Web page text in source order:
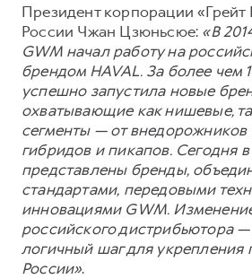
Президент корпорации
России Чжан Цзюньсюе: «В
GWM начал работу на
брендом HAVAL. За более чем
успешно запустила новые
охватывающие как нишевые,
сегменты — от внедорожников
гибридов и пикапов. Сегодня
представлены бренды,
стандартами, передовыми
инновациями GWM.
российского дистрибьютора
логичный шаг для укрепления
России».